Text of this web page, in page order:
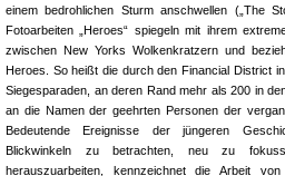
einem bedrohlichen Sturm anschwellen („The
Fotoarbeiten „Heroes“ spiegeln mit ihrem
zwischen New Yorks Wolkenkratzern und
Heroes. So heißt die durch den Financial District
Siegesparaden, an deren Rand mehr als 200 in
an die Namen der geehrten Personen der
Bedeutende Ereignisse der jüngeren
Blickwinkeln zu betrachten, neu zu
herauszuarbeiten, kennzeichnet die Arbeit